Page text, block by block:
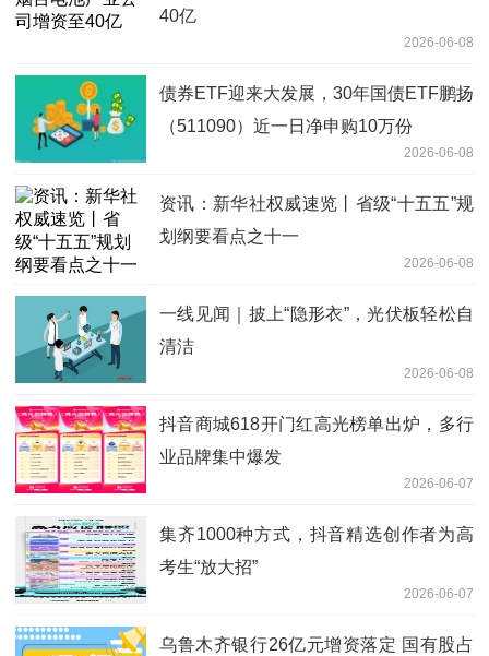
40亿
2026-06-08
债券ETF迎来大发展，30年国债ETF鹏扬
（511090）近一日净申购10万份
2026-06-08
资讯：新华社权威速览丨省级“十五五”规
划纲要看点之十一
2026-06-08
一线见闻｜披上“隐形衣”，光伏板轻松自
清洁
2026-06-08
抖音商城618开门红高光榜单出炉，多行
业品牌集中爆发
2026-06-07
集齐1000种方式，抖音精选创作者为高
考生“放大招”
2026-06-07
乌鲁木齐银行26亿元增资落定 国有股占